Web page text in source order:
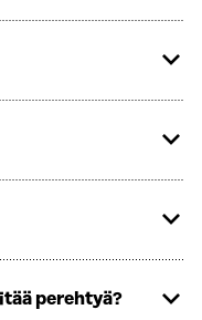
perehtyä?